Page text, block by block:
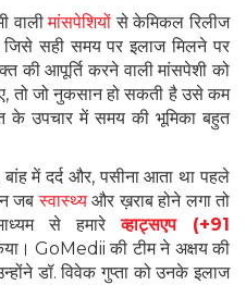
वालीमांसपेशियों से केमिकल रिलीज
सही समय पर इलाज मिलने पर
की आपूर्ति करने वाली मांसपेशी को
तो जो नुकसान हो सकती है उसे कम
के उपचार में समय की भूमिका बहुत
में दर्द और, पसीना आता था पहले
जबस्वास्थ्यऔर ख़राब होने लगा तो
से हमारेव्हाट्सएप (+91
GoMedii की टीम ने अक्षय की
डॉ. विवेक गुप्ता को उनके इलाज